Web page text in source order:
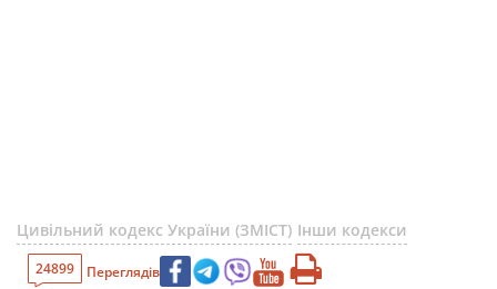
Цивільний кодекс України (ЗМІСТ) Інши кодекси
24899 Переглядів